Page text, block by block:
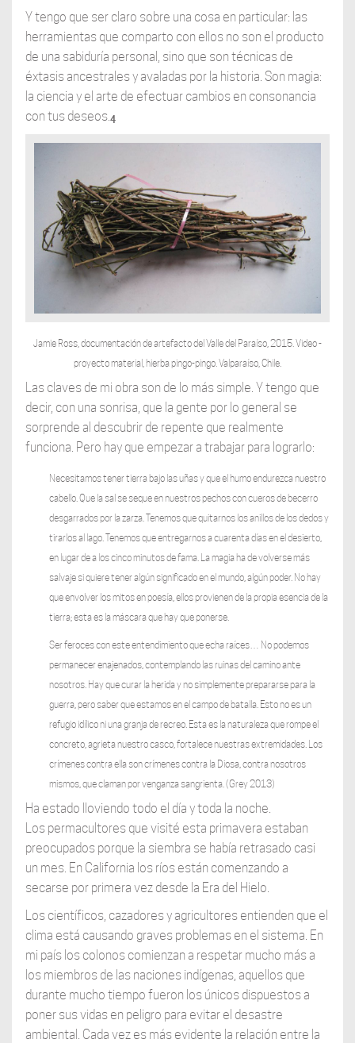
Y tengo que ser claro sobre una cosa en particular: las
herramientas que comparto con ellos no son el producto
de una sabiduría personal, sino que son técnicas de
éxtasis ancestrales y avaladas por la historia. Son magia:
la ciencia y el arte de efectuar cambios en consonancia
con tus deseos. 4
Jamie Ross, documentación de artefacto del Valle del Paraíso, 2015. Video -
proyecto material, hierba pingo-pingo. Valparaíso, Chile.
Las claves de mi obra son de lo más simple. Y tengo que
decir, con una sonrisa, que la gente por lo general se
sorprende al descubrir de repente que realmente
funciona. Pero hay que empezar a trabajar para lograrlo:
Necesitamos tener tierra bajo las uñas y que el humo endurezca nuestro
cabello. Que la sal se seque en nuestros pechos con cueros de becerro
desgarrados por la zarza. Tenemos que quitarnos los anillos de los dedos y
tirarlos al lago. Tenemos que entregarnos a cuarenta días en el desierto,
en lugar de a los cinco minutos de fama. La magia ha de volverse más
salvaje si quiere tener algún significado en el mundo, algún poder. No hay
que envolver los mitos en poesía, ellos provienen de la propia esencia de la
tierra; esta es la máscara que hay que ponerse.
Ser feroces con este entendimiento que echa raíces… No podemos
permanecer enajenados, contemplando las ruinas del camino ante
nosotros. Hay que curar la herida y no simplemente prepararse para la
guerra, pero saber que estamos en el campo de batalla. Esto no es un
refugio idílico ni una granja de recreo. Esta es la naturaleza que rompe el
concreto, agrieta nuestro casco, fortalece nuestras extremidades. Los
crímenes contra ella son crímenes contra la Diosa, contra nosotros
mismos, que claman por venganza sangrienta. (Grey 2013)
Ha estado lloviendo todo el día y toda la noche.
Los permacultores que visité esta primavera estaban
preocupados porque la siembra se había retrasado casi
un mes. En California los ríos están comenzando a
secarse por primera vez desde la Era del Hielo.
Los científicos, cazadores y agricultores entienden que el
clima está causando graves problemas en el sistema. En
mi país los colonos comienzan a respetar mucho más a
los miembros de las naciones indígenas, aquellos que
durante mucho tiempo fueron los únicos dispuestos a
poner sus vidas en peligro para evitar el desastre
ambiental. Cada vez es más evidente la relación entre la